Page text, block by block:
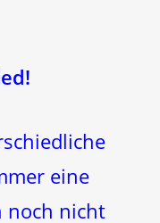
eine
noch nicht